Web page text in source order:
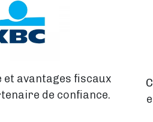
et avantages fiscaux
de confiance.